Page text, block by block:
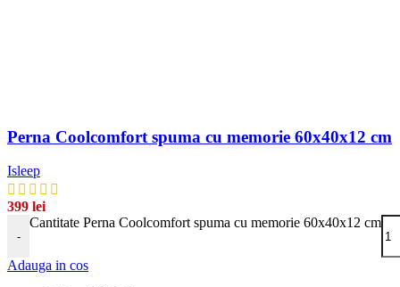
Perna Coolcomfort spuma cu memorie 60x40x12 cm
Isleep
399 lei
-
Cantitate Perna Coolcomfort spuma cu memorie 60x40x12 cm
Adauga in cos